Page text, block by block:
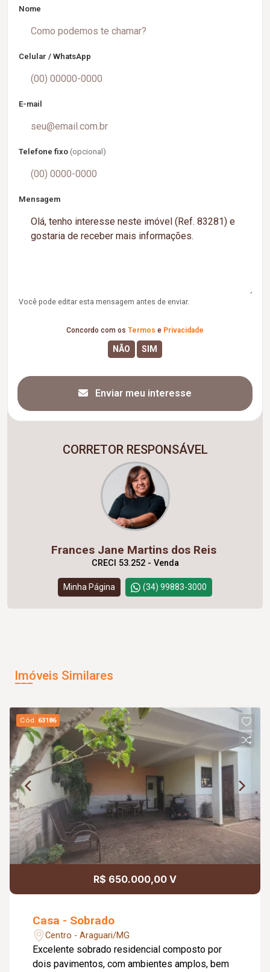
Nome
Celular / WhatsApp
E-mail
Telefone fixo (opcional)
Mensagem
Você pode editar esta mensagem antes de enviar.
Concordo com os Termos e Privacidade
Enviar meu interesse
CORRETOR RESPONSÁVEL
Frances Jane Martins dos Reis
CRECI 53.252 - Venda
Minha Página (34) 99883-3000
Imóveis Similares
Cód. 63186
R$ 650.000,00 V
Casa - Sobrado
Centro - Araguari/MG
Excelente sobrado residencial composto por
dois pavimentos, com ambientes amplos, bem